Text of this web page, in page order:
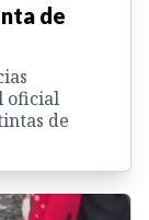
de
oficial
de